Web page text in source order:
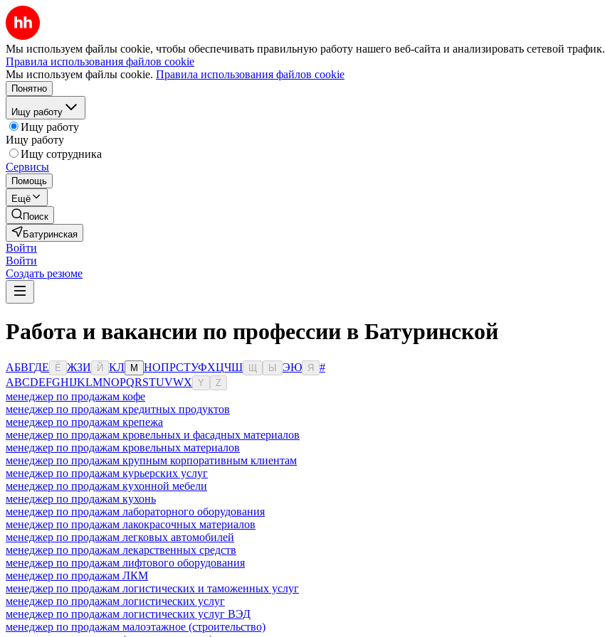
Мы используем файлы cookie, чтобы обеспечивать правильную работу нашего веб-сайта и анализировать сетевой трафик.
Правила использования файлов cookie
Мы используем файлы cookie. Правила использования файлов cookie
Понятно
Ищу работу
Ищу работу
Ищу работу
Ищу сотрудника
Сервисы
Помощь
Ещё
Поиск
Батуринская
Войти
Войти
Создать резюме
Работа и вакансии по профессии в Батуринской
АБВГДЕ Ё ЖЗИ Й КЛ М НОПРСТУФХЦЧШ Ы ЭЮ Я
#
ABCDEFGHIJKLMNOPQRSTUVWX Y Z
менеджер по продажам кофе
менеджер по продажам кредитных продуктов
менеджер по продажам крепежа
менеджер по продажам кровельных и фасадных материалов
менеджер по продажам кровельных материалов
менеджер по продажам крупным корпоративным клиентам
менеджер по продажам курьерских услуг
менеджер по продажам кухонной мебели
менеджер по продажам кухонь
менеджер по продажам лабораторного оборудования
менеджер по продажам лакокрасочных материалов
менеджер по продажам легковых автомобилей
менеджер по продажам лекарственных средств
менеджер по продажам лифтового оборудования
менеджер по продажам ЛКМ
менеджер по продажам логистических и таможенных услуг
менеджер по продажам логистических услуг
менеджер по продажам логистических услуг ВЭД
менеджер по продажам малоэтажное (строительство)